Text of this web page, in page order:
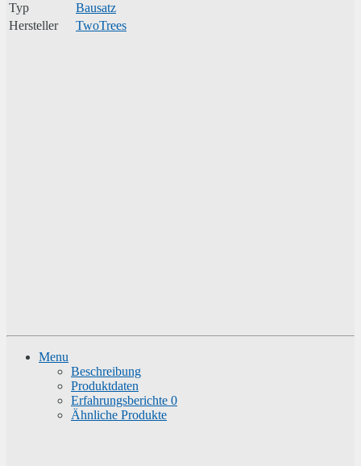
Typ
Bausatz
Hersteller
TwoTrees
Menu
Beschreibung
Produktdaten
Erfahrungsberichte 0
Ähnliche Produkte